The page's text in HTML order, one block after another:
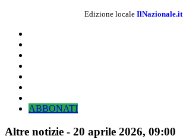
Edizione locale IlNazionale.it
ABBONATI
Altre notizie - 20 aprile 2026, 09:00